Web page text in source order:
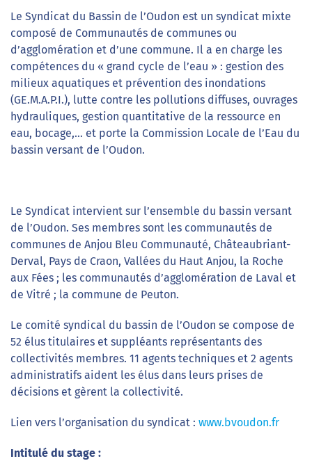
Le Syndicat du Bassin de l’Oudon est un syndicat mixte
composé de Communautés de communes ou
d’agglomération et d’une commune. Il a en charge les
compétences du « grand cycle de l’eau » : gestion des
milieux aquatiques et prévention des inondations
(GE.M.A.P.I.), lutte contre les pollutions diffuses, ouvrages
hydrauliques, gestion quantitative de la ressource en
eau, bocage,… et porte la Commission Locale de l’Eau du
bassin versant de l’Oudon.
Le Syndicat intervient sur l’ensemble du bassin versant
de l’Oudon. Ses membres sont les communautés de
communes de Anjou Bleu Communauté, Châteaubriant-
Derval, Pays de Craon, Vallées du Haut Anjou, la Roche
aux Fées ; les communautés d’agglomération de Laval et
de Vitré ; la commune de Peuton.
Le comité syndical du bassin de l’Oudon se compose de
52 élus titulaires et suppléants représentants des
collectivités membres. 11 agents techniques et 2 agents
administratifs aident les élus dans leurs prises de
décisions et gèrent la collectivité.
Lien vers l’organisation du syndicat : www.bvoudon.fr
Intitulé du stage :